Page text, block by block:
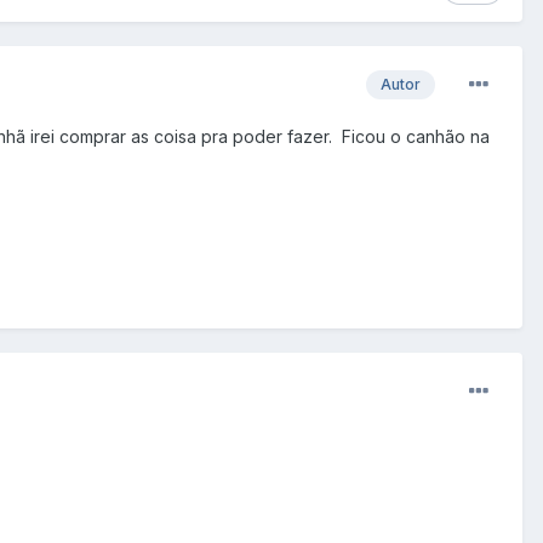
Autor
irei comprar as coisa pra poder fazer. Ficou o canhão na